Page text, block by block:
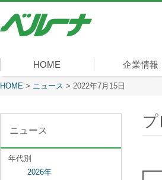
式
ベ
ル
ー
HOME 企業情報
社長メッセージ
会社概要
経営理念
沿革
組織図
事業内容
役員一覧
所在地
現在表示しているページ
HOME > ニュース > 2022年7月15日
ニュース
年代別
2026年